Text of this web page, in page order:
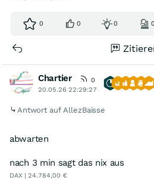
0 0 0 0
Chartier
0
20.05.26 22:29:27
Antwort auf AllezBaisse
abwarten
nach 3 min sagt das nix aus
DAX | 24.784,00 €